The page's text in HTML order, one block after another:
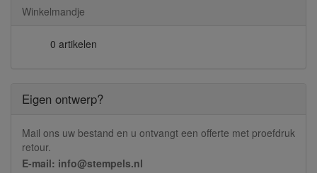
Winkelmandje
0 artikelen
Eigen ontwerp?
Mail ons uw bestand en u ontvangt een offerte met proefdruk
retour.
E-mail: info@stempels.nl